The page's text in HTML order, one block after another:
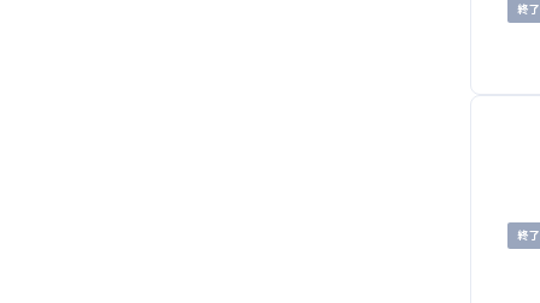
終了
終了